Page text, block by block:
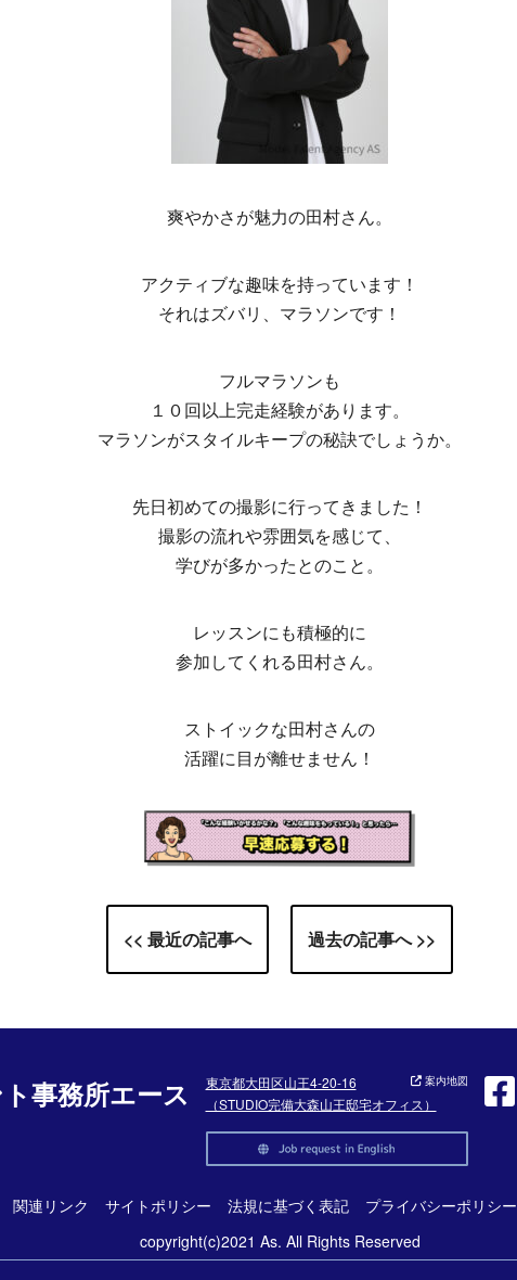
爽やかさが魅力の田村さん。
アクティブな趣味を持っています！
それはズバリ、マラソンです！
フルマラソンも
１０回以上完走経験があります。
マラソンがスタイルキープの秘訣でしょうか。
先日初めての撮影に行ってきました！
撮影の流れや雰囲気を感じて、
学びが多かったとのこと。
レッスンにも積極的に
参加してくれる田村さん。
ストイックな田村さんの
活躍に目が離せません！
<< 最近の記事へ 過去の記事へ >>
事務所エース
東京都大田区山王4-20-16
（STUDIO完備大森山王邸宅オフィス）
案内地図
関連リンク サイトポリシー 法規に基づく表記 プライバシーポリシー
copyright(c)2021 As. All Rights Reserved